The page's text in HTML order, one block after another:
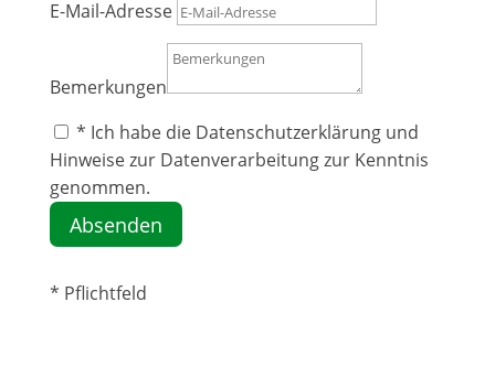
E-Mail-Adresse
Bemerkungen
* Ich habe die Datenschutzerklärung und
Hinweise zur Datenverarbeitung zur Kenntnis
genommen.
Absenden
* Pflichtfeld